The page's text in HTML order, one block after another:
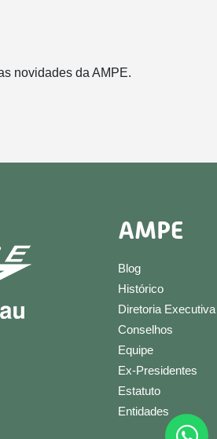
novidades da AMPE.
AMPE
Blog
Histórico
Diretoria Executiva
Conselhos
Equipe
Ex-Presidentes
Estatuto
Entidades